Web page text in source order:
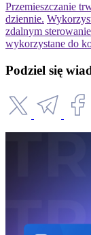
Przemieszczanie
dziennie.
zdalnym
wykorzystane do
Podziel się